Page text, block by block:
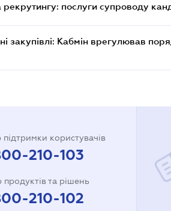
послуги супроводу
закупівлі: Кабмін врегулював
користувачів
210-103
продуктів та рішень
210-102